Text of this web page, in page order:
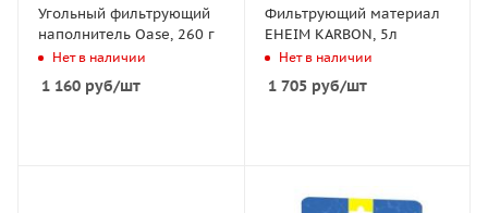
Угольный фильтрующий
наполнитель Oase, 260 г
Нет в наличии
1 160 руб/шт
Фильтрующий материал
EHEIM KARBON, 5л
Нет в наличии
1 705руб/шт